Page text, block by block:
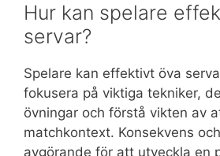
Hur kan spelare
servar?
Spelare kan effektivt öva
fokusera på viktiga tekniker,
övningar och förstå vikten av
matchkontext. Konsekvens
avgörande för att utveckla en